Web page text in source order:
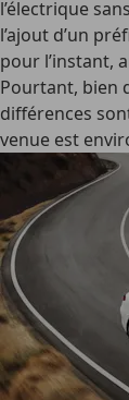
l’électrique
l’ajout d’un
pour l’instant,
Pourtant, bien
différences
venue est